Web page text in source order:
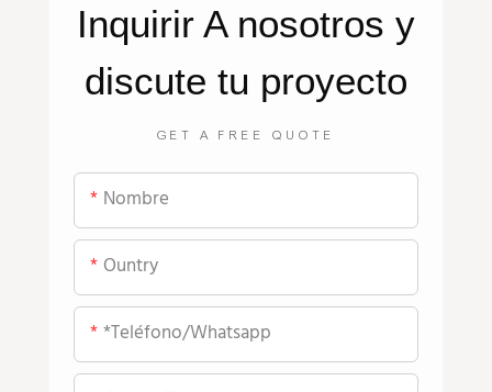
Inquirir A nosotros y
discute tu proyecto
GET A FREE QUOTE
Nombre
Ountry
*teléfono/whatsapp